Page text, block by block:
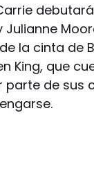
la cinta de
King, que
parte de sus